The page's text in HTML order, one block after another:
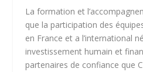
La formation et
que la participation des
en France et a l’international
investissement humain et
partenaires de confiance que